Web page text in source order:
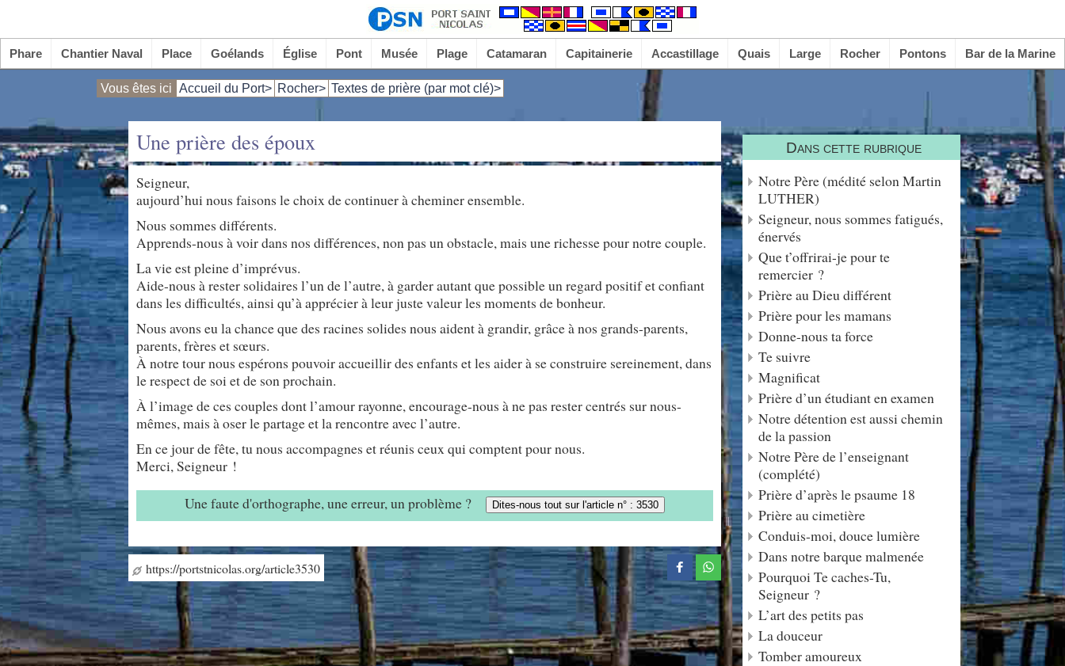
Phare Chantier Naval Place Goélands Église Pont Musée Plage Catamaran Capitainerie Accastillage Quais Large Rocher Pontons Bar de la Marine
Vous êtes ici Accueil du Port> Rocher> Textes de prière (par mot clé)>
Une prière des époux
Seigneur,
aujourd’hui nous faisons le choix de continuer à cheminer ensemble.
Nous sommes différents.
Apprends-nous à voir dans nos différences, non pas un obstacle, mais une richesse pour notre couple.
La vie est pleine d’imprévus.
Aide-nous à rester solidaires l’un de l’autre, à garder autant que possible un regard positif et confiant
dans les difficultés, ainsi qu’à apprécier à leur juste valeur les moments de bonheur.
Nous avons eu la chance que des racines solides nous aident à grandir, grâce à nos grands-parents,
parents, frères et sœurs.
À notre tour nous espérons pouvoir accueillir des enfants et les aider à se construire sereinement, dans
le respect de soi et de son prochain.
À l’image de ces couples dont l’amour rayonne, encourage-nous à ne pas rester centrés sur nous-
mêmes, mais à oser le partage et la rencontre avec l’autre.
En ce jour de fête, tu nous accompagnes et réunis ceux qui comptent pour nous.
Merci, Seigneur !
Une faute d'orthographe, une erreur, un problème ?
Dites-nous tout sur l'article n° : 3530
https://portstnicolas.org/article3530
Dans cette rubrique
Notre Père (médité selon Martin
LUTHER)
Seigneur, nous sommes fatigués,
énervés
Que t’offrirai-je pour te
remercier ?
Prière au Dieu différent
Prière pour les mamans
Donne-nous ta force
Te suivre
Magnificat
Prière d’un étudiant en examen
Notre détention est aussi chemin
de la passion
Notre Père de l’enseignant
(complété)
Prière d’après le psaume 18
Prière au cimetière
Conduis-moi, douce lumière
Dans notre barque malmenée
Pourquoi Te caches-Tu,
Seigneur ?
L’art des petits pas
La douceur
Tomber amoureux